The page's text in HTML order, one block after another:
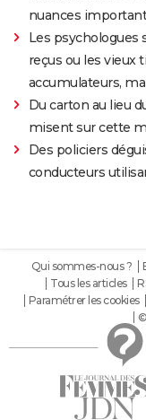
nuances
Les psychologues
reçus ou les vieux
accumulateurs,
Du carton au lieu
misent sur cette
Des policiers
conducteurs
Qui sommes-nous ?
Tous les articles
Paramétrer les cookies